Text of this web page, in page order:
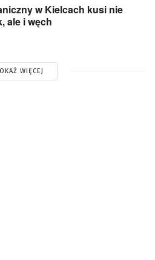
w Kielcach kusi nie
ale i węch
WIĘCEJ